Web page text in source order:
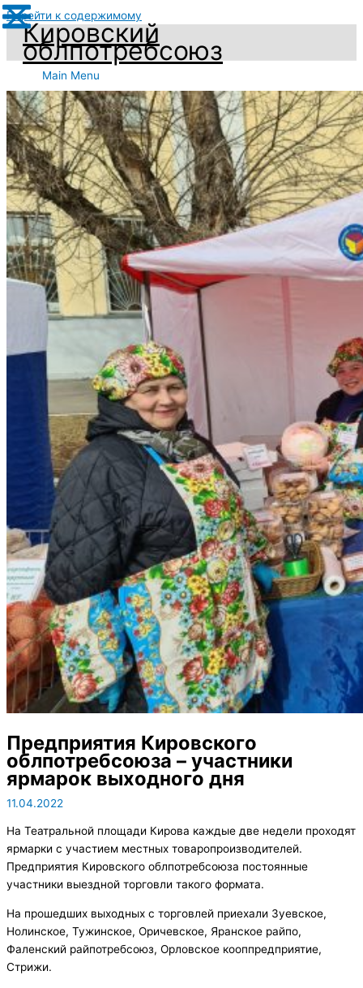
Перейти к содержимому
Кировский
облпотребсоюз
Main Menu
Предприятия Кировского
облпотребсоюза – участники
ярмарок выходного дня
11.04.2022
На Театральной площади Кирова каждые две недели проходят
ярмарки с участием местных товаропроизводителей.
Предприятия Кировского облпотребсоюза постоянные
участники выездной торговли такого формата.
На прошедших выходных с торговлей приехали Зуевское,
Нолинское, Тужинское, Оричевское, Яранское райпо,
Фаленский райпотребсоюз, Орловское кооппредприятие,
Стрижи.